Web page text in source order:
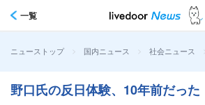
一覧
ニューストップ > 国内ニュース > 社会ニュース
野口氏の反日体験、10年前だった